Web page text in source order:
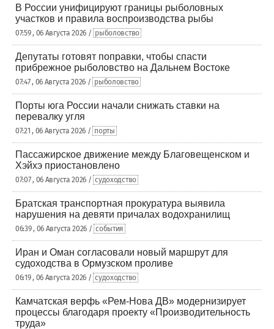
В России унифицируют границы рыболовных
участков и правила воспроизводства рыбы
07:59 , 06 Августа 2026 / рыболовство
Депутаты готовят поправки, чтобы спасти
прибрежное рыболовство на Дальнем Востоке
07:47 , 06 Августа 2026 / рыболовство
Порты юга России начали снижать ставки на
перевалку угля
07:21 , 06 Августа 2026 / порты
Пассажирское движение между Благовещенском и
Хэйхэ приостановлено
07:07 , 06 Августа 2026 / судоходство
Братская транспортная прокуратура выявила
нарушения на девяти причалах водохранилищ
06:39 , 06 Августа 2026 / события
Иран и Оман согласовали новый маршрут для
судоходства в Ормузском проливе
06:19 , 06 Августа 2026 / судоходство
Камчатская верфь «Рем-Нова ДВ» модернизирует
процессы благодаря проекту «Производительность
труда»